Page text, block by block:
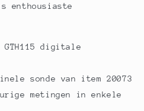
enthousiaste
digitale
sonde van item 20073
metingen in enkele